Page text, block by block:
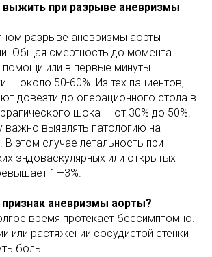
при разрыве аневризмы
разрыве аневризмы аорты
Общая смертность до момента
помощи или в первые минуты
— около 50-60%. Из тех пациентов,
довезти до операционного стола в
шока — от 30% до 50%.
важно выявлять патологию на
В этом случае летальность при
эндоваскулярных или открытых
1—3%.
аневризмы аорты?
время протекает бессимптомно.
или растяжении сосудистой стенки
боль.